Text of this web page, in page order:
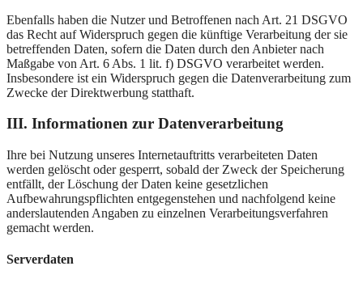
Ebenfalls haben die Nutzer und Betroffenen nach Art. 21 DSGVO
das Recht auf Widerspruch gegen die künftige Verarbeitung der sie
betreffenden Daten, sofern die Daten durch den Anbieter nach
Maßgabe von Art. 6 Abs. 1 lit. f) DSGVO verarbeitet werden.
Insbesondere ist ein Widerspruch gegen die Datenverarbeitung zum
Zwecke der Direktwerbung statthaft.
III. Informationen zur Datenverarbeitung
Ihre bei Nutzung unseres Internetauftritts verarbeiteten Daten
werden gelöscht oder gesperrt, sobald der Zweck der Speicherung
entfällt, der Löschung der Daten keine gesetzlichen
Aufbewahrungspflichten entgegenstehen und nachfolgend keine
anderslautenden Angaben zu einzelnen Verarbeitungsverfahren
gemacht werden.
Serverdaten